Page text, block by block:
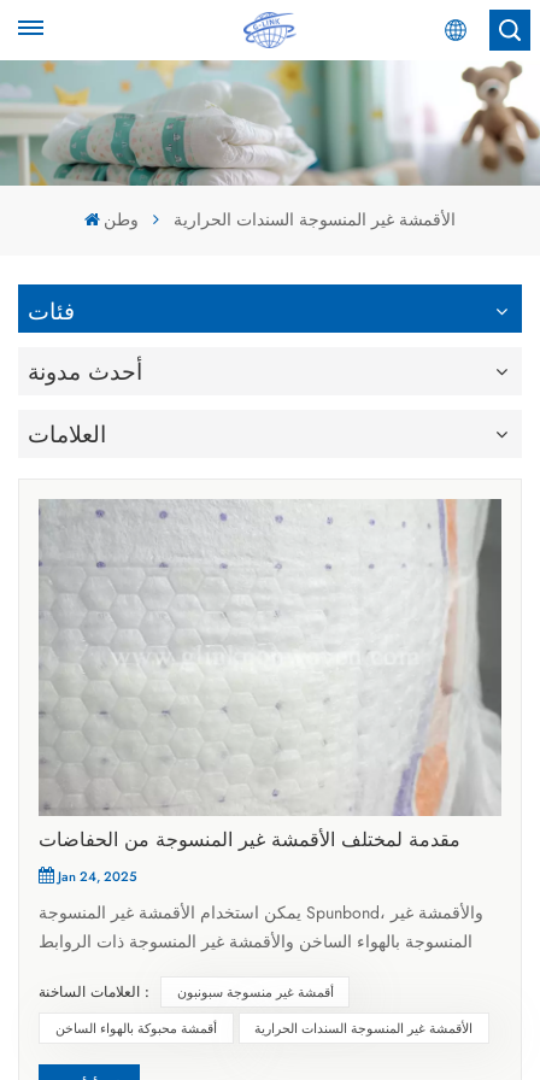
عربي
English
وطن الأقمشة غير المنسوجة السندات الحرارية
فئات
أحدث مدونة
العلامات
مقدمة لمختلف الأقمشة غير المنسوجة من الحفاضات
Jan 24, 2025
يمكن استخدام الأقمشة غير المنسوجة Spunbond، والأقمشة غير
المنسوجة بالهواء الساخن والأقمشة غير المنسوجة ذات الروابط
وفيما يلي تحليل مفصل لهذه المواد الثلاث: 1. سبونبوند أقمشة غير
منسوجةالمزايا: يتميز القماش غير المنسوج Spunbond بقوة عالية،
العلامات الساخنة :
أقمشة غير منسوجة سبونبون
أقمشة محبوكة بالهواء الساخن
الأقمشة غير المنسوجة السندات الحرارية